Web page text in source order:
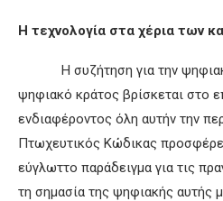
Η τεχνολογία στα χέρια των
Η συζήτηση για την
ψηφιακό κράτος βρίσκεται στο
ενδιαφέροντος όλη αυτήν την
Πτωχευτικός Κώδικας
εύγλωττο παράδειγμα για τις
τη σημασία της ψηφιακής αυτής